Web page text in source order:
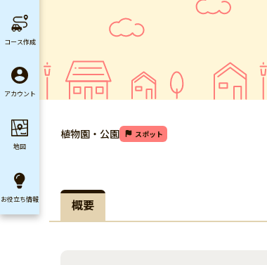
植物園・公園 スポット
概要
コース作成
アカウント
地図
お役立ち情報